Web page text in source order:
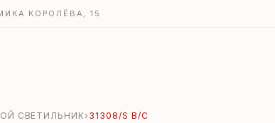
КОРОЛЁВА, 15
СВЕТИЛЬНИК› 31308/S B/C